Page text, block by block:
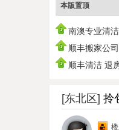
本版置顶
南澳专业清
洁/ 民顺丰搬家公
运，中国海运
顺丰清洁 退
[东北区] 拎